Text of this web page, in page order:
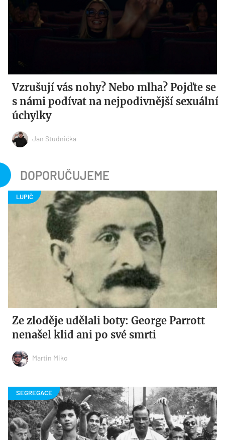
Vzrušují vás nohy? Nebo mlha? Pojďte se
s námi podívat na nejpodivnější sexuální
úchylky
Jan Studnička
DOPORUČUJEME
Ze zloděje udělali boty: George Parrott
nenašel klid ani po své smrti
Martin Miko